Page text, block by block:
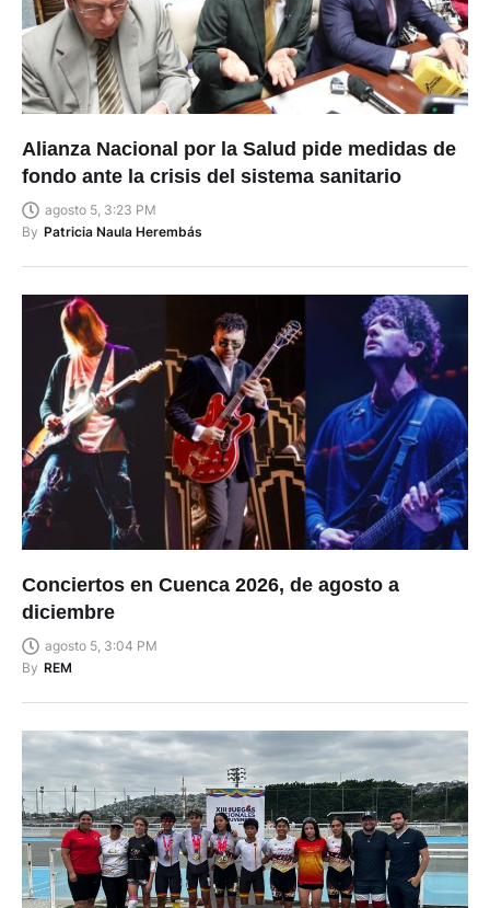
Alianza Nacional por la Salud pide medidas de
fondo ante la crisis del sistema sanitario
agosto 5, 3:23 PM
By Patricia Naula Herembás
Conciertos en Cuenca 2026, de agosto a
diciembre
agosto 5, 3:04 PM
By REM